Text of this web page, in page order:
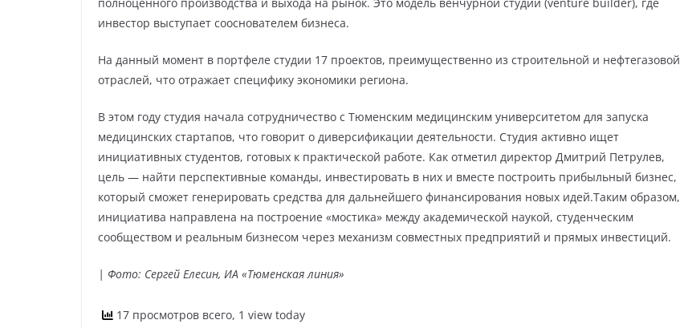
инвестор выступает сооснователем бизнеса.
На данный момент в портфеле студии 17 проектов, преимущественно из строительной и нефтегазовой
отраслей, что отражает специфику экономики региона.
В этом году студия начала сотрудничество с Тюменским медицинским университетом для запуска
медицинских стартапов, что говорит о диверсификации деятельности. Студия активно ищет
инициативных студентов, готовых к практической работе. Как отметил директор Дмитрий Петрулев,
цель — найти перспективные команды, инвестировать в них и вместе построить прибыльный бизнес,
который сможет генерировать средства для дальнейшего финансирования новых идей.Таким образом,
инициатива направлена на построение «мостика» между академической наукой, студенческим
сообществом и реальным бизнесом через механизм совместных предприятий и прямых инвестиций.
| Фото: Сергей Елесин, ИА «Тюменская линия»
17 просмотров всего, 1 view today